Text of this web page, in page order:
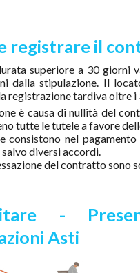
registrare il
superiore a 30 giorni
dalla stipulazione. Il
registrazione tardiva oltre i
è causa di nullità del
tutte le tutele a favore
consistono nel
diversi accordi.
del contratto sono
-
Asti